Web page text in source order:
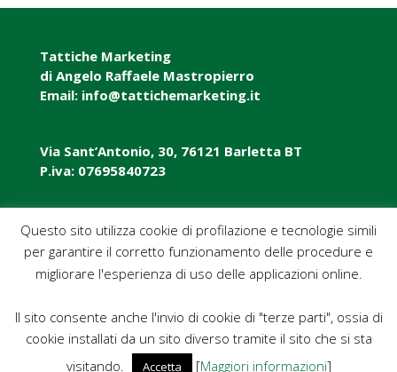
Tattiche Marketing
di Angelo Raffaele Mastropierro
Email: info@tattichemarketing.it
Via Sant’Antonio, 30, 76121 Barletta BT
P.iva: 07695840723
P.iva: 07695840723
Pec: tattichemarketing@pec.it
Questo sito utilizza cookie di profilazione e tecnologie simili
per garantire il corretto funzionamento delle procedure e
migliorare l'esperienza di uso delle applicazioni online.
Il sito consente anche l'invio di cookie di "terze parti", ossia di
cookie installati da un sito diverso tramite il sito che si sta
visitando.
Accetta [Maggiori informazioni]